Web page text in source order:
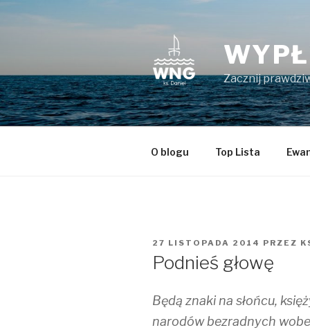
Zacznij
O blogu Top Lista
OPUBLIKOWANE
27 LISTOPADA 2014 PRZEZ
Podnieś głowę
Będą znaki na słońcu,
narodów bezradnych